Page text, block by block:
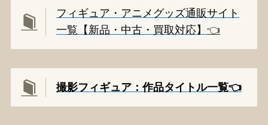
フィギュア・アニメグッズ通販サイト
一覧【新品・中古・買取対応】👈️
撮影フィギュア：作品タイトル一覧👈️